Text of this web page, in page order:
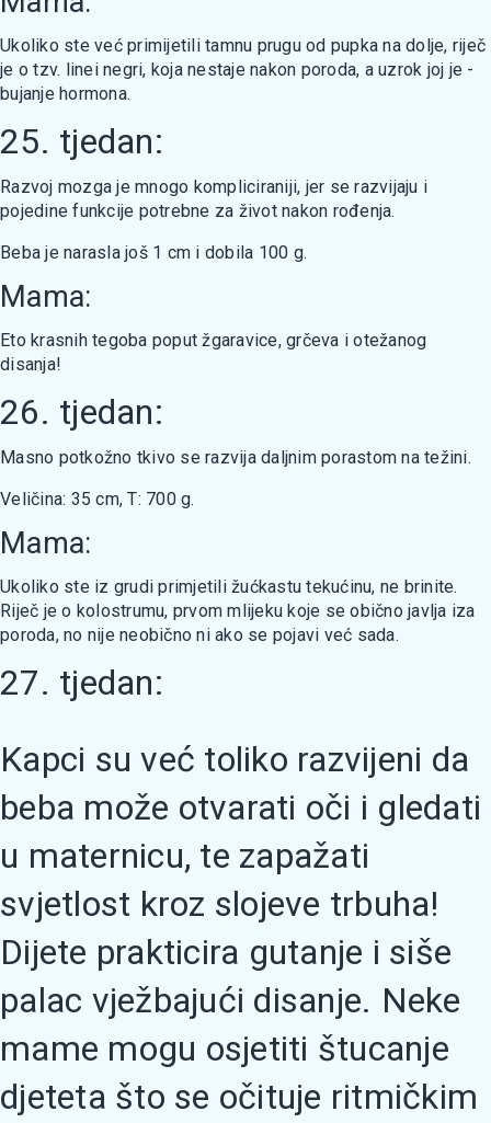
Ukoliko ste već primijetili tamnu prugu od pupka na dolje, riječ
je o tzv. linei negri, koja nestaje nakon poroda, a uzrok joj je -
bujanje hormona.
25. tjedan:
Razvoj mozga je mnogo kompliciraniji, jer se razvijaju i
pojedine funkcije potrebne za život nakon rođenja.
Beba je narasla još 1 cm i dobila 100 g.
Mama:
Eto krasnih tegoba poput žgaravice, grčeva i otežanog
disanja!
26. tjedan:
Masno potkožno tkivo se razvija daljnim porastom na težini.
Veličina: 35 cm, T: 700 g.
Mama:
Ukoliko ste iz grudi primjetili žućkastu tekućinu, ne brinite.
Riječ je o kolostrumu, prvom mlijeku koje se obično javlja iza
poroda, no nije neobično ni ako se pojavi već sada.
27. tjedan:
Kapci su već toliko razvijeni da
beba može otvarati oči i gledati
u maternicu, te zapažati
svjetlost kroz slojeve trbuha!
Dijete prakticira gutanje i siše
palac vježbajući disanje. Neke
mame mogu osjetiti štucanje
djeteta što se očituje ritmičkim